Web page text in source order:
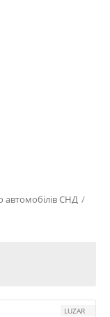
автомобілів СНД /
LUZAR